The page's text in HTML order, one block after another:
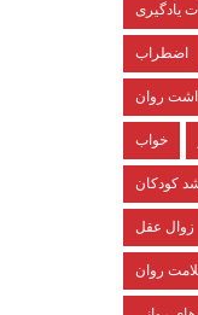
یادگیری
اضطراب
روان
خواب
کودکان
زوال عقل
روان